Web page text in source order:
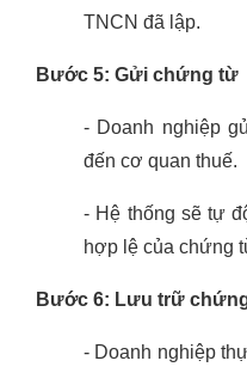
TNCN đã lập.
Bước 5: Gửi chứng từ
- Doanh nghiệp
đến cơ quan thuế.
- Hệ thống sẽ tự
hợp lệ của chứng
Bước 6: Lưu trữ
- Doanh nghiệp